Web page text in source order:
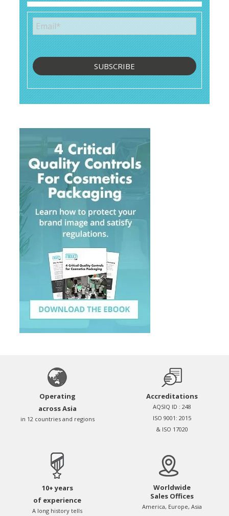
Operating
across Asia
in 12 countries and regions
Accreditations
AQSIQ ID : 248
ISO 9001: 2015
& ISO 17020
10+ years
of experience
A long history tells
Worldwide
Sales Offices
America, Europe, Asia